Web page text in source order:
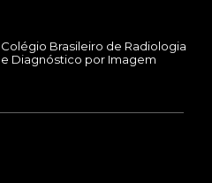
Colégio Brasileiro de Radiologia
e Diagnóstico por Imagem